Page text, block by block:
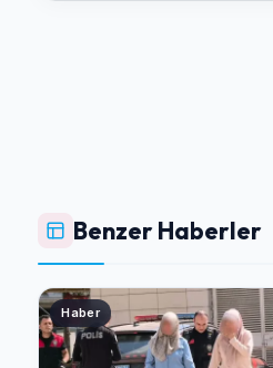
Benzer Haberler
Haber